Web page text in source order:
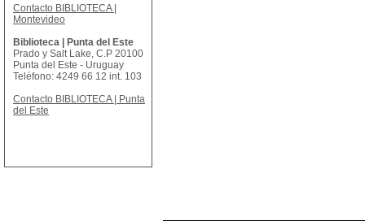
Contacto BIBLIOTECA |
Montevideo
Biblioteca | Punta del Este
Prado y Salt Lake, C.P 20100
Punta del Este - Uruguay
Teléfono: 4249 66 12 int. 103
Contacto BIBLIOTECA | Punta
del Este